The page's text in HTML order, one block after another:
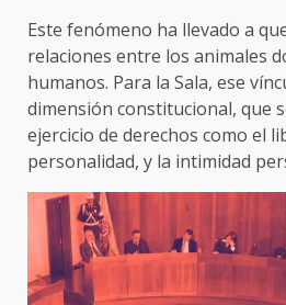
Este fenómeno ha llevado a
relaciones entre los animales
humanos. Para la Sala, ese
dimensión constitucional, que
ejercicio de derechos como el
personalidad, y la intimidad